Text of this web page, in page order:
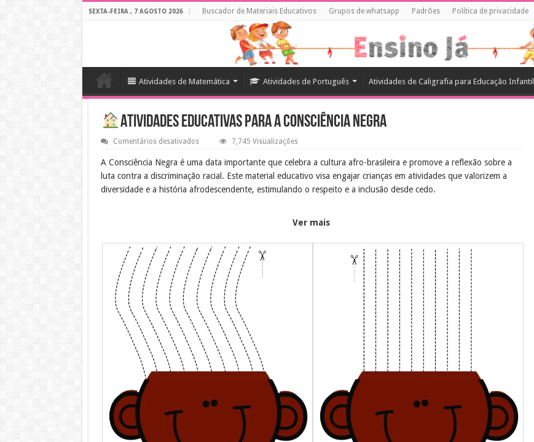
SEXTA-FEIRA , 7 AGOSTO 2026 Buscador de Materiais Educativos Grupos de whatsapp Padrões Política de privacidade
Atividades de Matemática Atividades de Português Atividades de Caligrafia para Educação Infantil
Atividades educativas para a Consciência Negra
Comentários desativadosem
educativas
para
a
Consciência
Negra
7,745 Visualizações
A Consciência Negra é uma data importante que celebra a cultura afro-brasileira e promove a reflexão sobre a
luta contra a discriminação racial. Este material educativo visa engajar crianças em atividades que valorizem a
diversidade e a história afrodescendente, estimulando o respeito e a inclusão desde cedo.
empatia. As atividades propostas ajudam as crianças a entenderem a importância da igualdade racial e a
apreciarem as contribuições afro-brasileiras para a sociedade.
Conclusão
Ao final das atividades, espera-se que as crianças desenvolvam uma maior consciência sobre a diversidade
cultural e a importância do respeito mútuo. Celebrar a Consciência Negra é um passo fundamental para
construir uma sociedade mais justa e igualitária.
Ver mais